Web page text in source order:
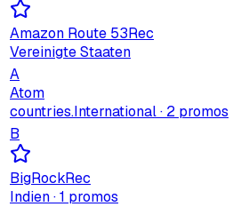
Amazon Route 53Rec
Vereinigte Staaten
A
Atom
countries.International· 2 promos
B
BigRockRec
Indien· 1 promos